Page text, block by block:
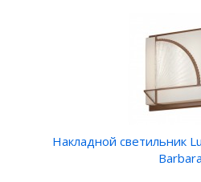
Накладной светильник
Barbara